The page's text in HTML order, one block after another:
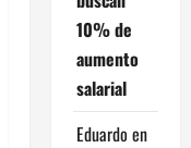
10% de
aumento
salarial
Eduardo en